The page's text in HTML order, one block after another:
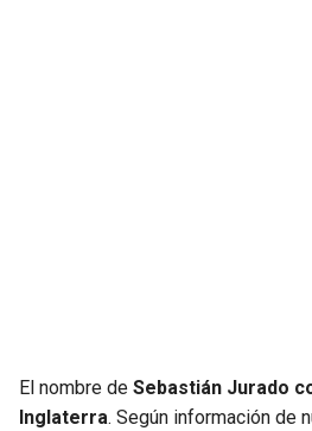
El nombre de Sebastián Jurado
Inglaterra. Según información de